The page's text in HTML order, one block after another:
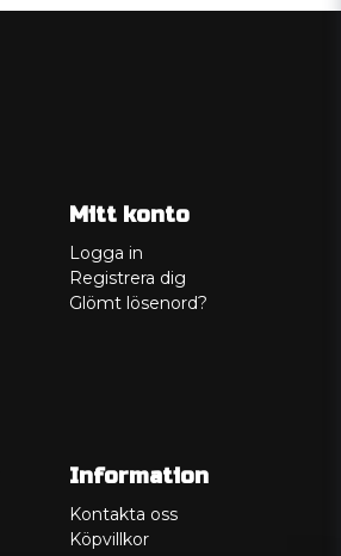
Mitt konto
Logga in
Registrera dig
Glömt lösenord?
Information
Kontakta oss
Köpvillkor